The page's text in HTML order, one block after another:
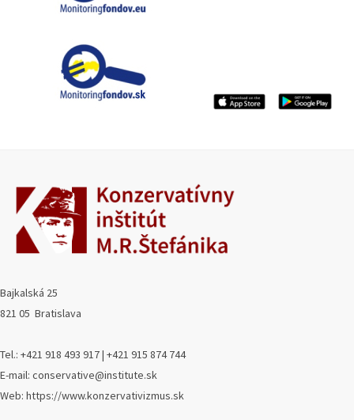
Bajkalská 25
821 05 Bratislava
Tel.: +421 918 493 917 | +421 915 874 744
E-mail: conservative@institute.sk
Web: https://www.konzervativizmus.sk